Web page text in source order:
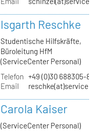
Isgarth Reschke
Studentische Hilfskräfte,
Büroleitung HfM
(ServiceCenter Personal)
Telefon +49 (0)30 688305-
Email
Carola Kaiser
(ServiceCenter Personal)